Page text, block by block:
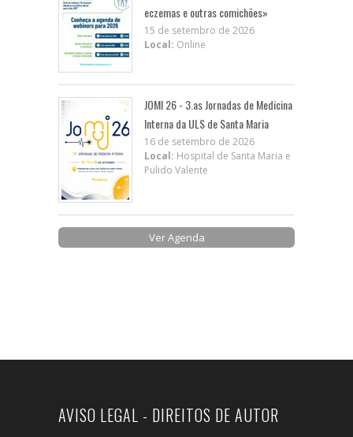
eczemas e outras comichões»
15 de setembro de 2026
Local: Online
JOMI 26 - 3.as Jornadas de Medicina
Interna da ULS de Santa Maria
16 de setembro de 2026
Local: Hospital de Santa Maria e
Pulido Valente
Ver Agenda
AVISO LEGAL - DIREITOS DE AUTOR